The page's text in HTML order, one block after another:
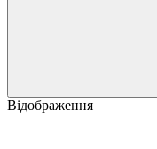
Відображення